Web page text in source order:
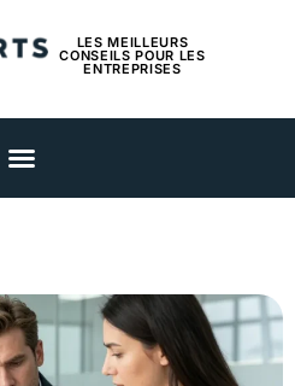
LES MEILLEURS
CONSEILS POUR LES
ENTREPRISES